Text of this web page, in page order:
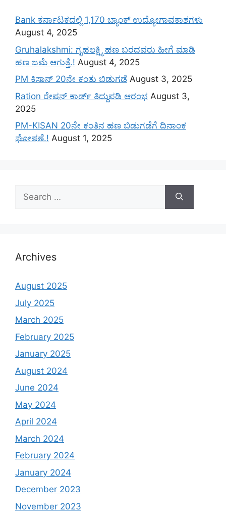
Bank ಕರ್ನಾಟಕದಲ್ಲಿ 1,170 ಬ್ಯಾಂಕ್ ಉದ್ಯೋಗಾವಕಾಶಗಳು
August 4, 2025
Gruhalakshmi: ಗೃಹಲಕ್ಷ್ಮಿ ಹಣ ಬರದವರು ಹೀಗೆ ಮಾಡಿ
ಹಣ ಜಮೆ‌ ಆಗುತ್ತೆ.! August 4, 2025
PM ಕಿಸಾನ್ 20ನೇ ಕಂತು ಬಿಡುಗಡೆ August 3, 2025
Ration ರೇಷನ್ ಕಾರ್ಡ್ ತಿದ್ದುಪಡಿ ಆರಂಭ August 3,
2025
PM-KISAN 20ನೇ ಕಂತಿನ ಹಣ ಬಿಡುಗಡೆಗೆ ದಿನಾಂಕ
ಘೋಷಣೆ.! August 1, 2025
Search
for:
Archives
August 2025
July 2025
March 2025
February 2025
January 2025
August 2024
June 2024
May 2024
April 2024
March 2024
February 2024
January 2024
December 2023
November 2023